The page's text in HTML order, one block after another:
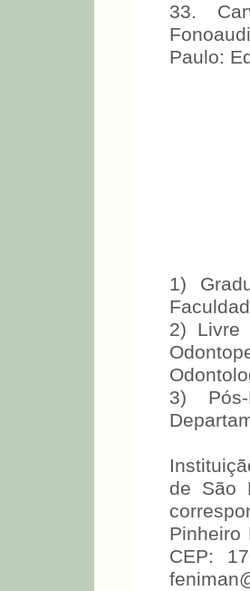
33.
Paulo:
1)
2) Livre
3)
de São
Pinheiro
CEP: